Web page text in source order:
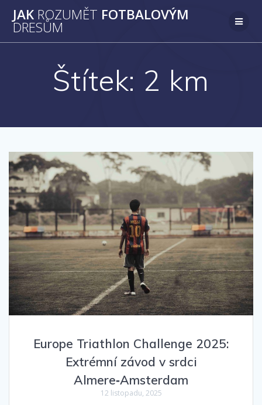
na
JAK ROZUMĚT FOTBALOVÝM
DRESŮM
Štítek: 2 km
Europe Triathlon Challenge 2025:
Extrémní závod v srdci
Almere‑Amsterdam
12 listopadu, 2025